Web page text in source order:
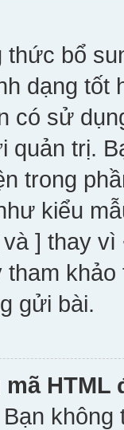
thức bổ
dạng
có sử
quản trị.
trong
kiểu
] thay
tham
gửi bài.